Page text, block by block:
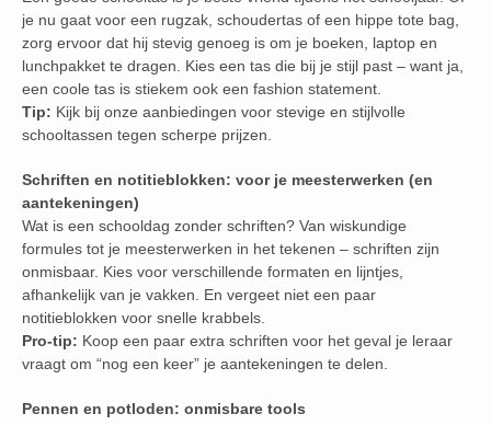
je nu gaat voor een rugzak, schoudertas of een hippe tote bag,
zorg ervoor dat hij stevig genoeg is om je boeken, laptop en
lunchpakket te dragen. Kies een tas die bij je stijl past – want ja,
een coole tas is stiekem ook een fashion statement.
Tip: Kijk bij onze aanbiedingen voor stevige en stijlvolle
schooltassen tegen scherpe prijzen.
Schriften en notitieblokken: voor je meesterwerken (en
aantekeningen)
Wat is een schooldag zonder schriften? Van wiskundige
formules tot je meesterwerken in het tekenen – schriften zijn
onmisbaar. Kies voor verschillende formaten en lijntjes,
afhankelijk van je vakken. En vergeet niet een paar
notitieblokken voor snelle krabbels.
Pro-tip: Koop een paar extra schriften voor het geval je leraar
vraagt om “nog een keer” je aantekeningen te delen.
Pennen en potloden: onmisbare tools